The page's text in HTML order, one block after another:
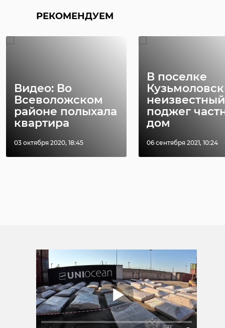
РЕКОМЕНДУЕМ
Видео: Во
Всеволожском
районе полыхала
квартира
03 октября 2020, 18:45
В поселке
неизвестный
поджег
дом
06 сентября 2021, 10:24